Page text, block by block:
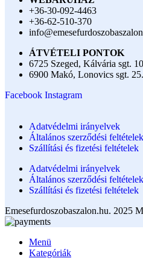
+36-30-092-4463
+36-62-510-370
ÁTVÉTELI PONTOK
6725 Szeged, Kálvária sgt.
6900 Makó, Lonovics sgt. 25.
Facebook Instagram
Adatvédelmi irányelvek
Általános szerződési feltételek
Szállítási és fizetési feltételek
Adatvédelmi irányelvek
Általános szerződési feltételek
Szállítási és fizetési feltételek
Emesefurdoszobaszalon.hu. 2025
Menü
Kategóriák